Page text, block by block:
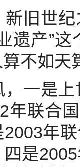
旧世纪
遗产”
不如天
是上
年联合
年
是